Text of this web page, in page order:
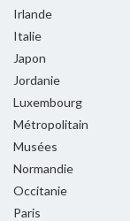
Irlande
Italie
Japon
Jordanie
Luxembourg
Métropolitain
Musées
Normandie
Occitanie
Paris